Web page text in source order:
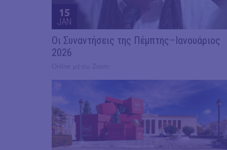
15
JAN
Οι Συναντήσεις της Πέμπτης–Ιανουάριος
2026